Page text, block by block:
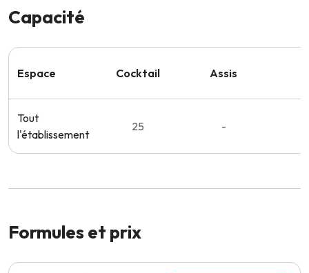
Capacité
Espace Cocktail Assis
Tout
l'établissement
25 -
Formules et prix